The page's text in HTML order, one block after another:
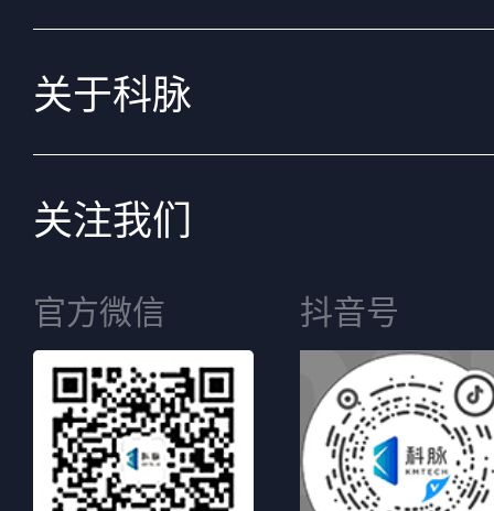
关于科脉
关注我们
官方微信 抖音号